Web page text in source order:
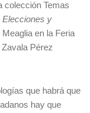
colección Temas
Elecciones y
Meaglia en la Feria
Zavala Pérez
que habrá que
hay que